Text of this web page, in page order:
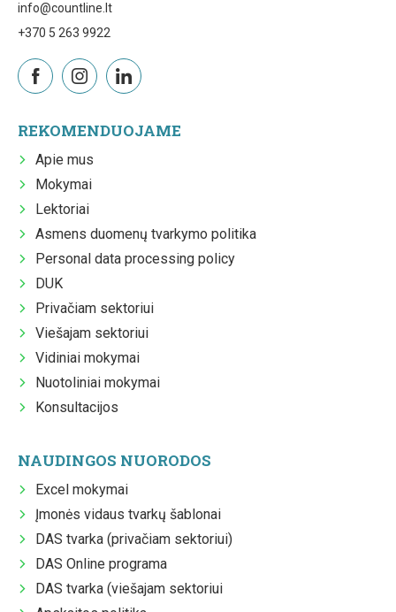
info@countline.lt
+370 5 263 9922
REKOMENDUOJAME
Apie mus
Mokymai
Lektoriai
Asmens duomenų tvarkymo politika
Personal data processing policy
DUK
Privačiam sektoriui
Viešajam sektoriui
Vidiniai mokymai
Nuotoliniai mokymai
Konsultacijos
NAUDINGOS NUORODOS
Excel mokymai
Įmonės vidaus tvarkų šablonai
DAS tvarka (privačiam sektoriui)
DAS Online programa
DAS tvarka (viešajam sektoriui